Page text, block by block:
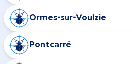
Ormes-sur-Voulzie
Pontcarré